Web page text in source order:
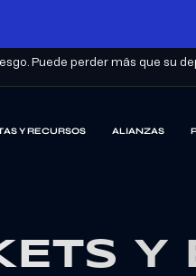
Puede perder más que su
Y RECURSOS ALIANZAS
Y